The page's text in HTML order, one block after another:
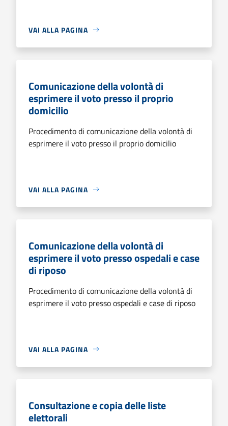
VAI ALLA PAGINA
Comunicazione della volontà di
esprimere il voto presso il proprio
domicilio
Procedimento di comunicazione della volontà di
esprimere il voto presso il proprio domicilio
VAI ALLA PAGINA
Comunicazione della volontà di
esprimere il voto presso ospedali e case
di riposo
Procedimento di comunicazione della volontà di
esprimere il voto presso ospedali e case di riposo
VAI ALLA PAGINA
Consultazione e copia delle liste
elettorali